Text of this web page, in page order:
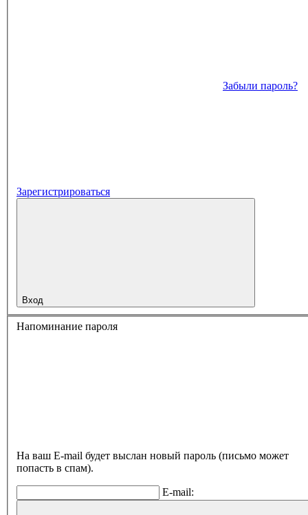
Забыли пароль?
Зарегистрироваться
Вход
Напоминание пароля
На ваш E-mail будет выслан новый пароль (письмо может
попасть в спам).
E-mail: